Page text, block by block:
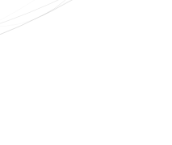
(7 de ago. de 2026 13:55:29)
www.ornitho.pl